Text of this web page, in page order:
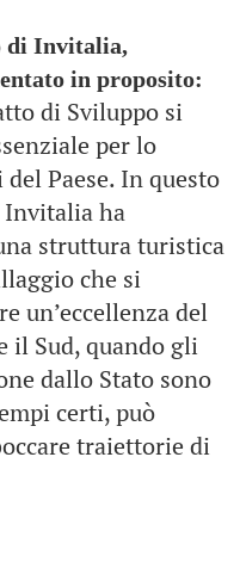
di Invitalia,
in proposito:
di Sviluppo si
per lo
Paese. In questo
Invitalia ha
struttura turistica
che si
un’eccellenza del
il Sud, quando gli
dallo Stato sono
certi, può
traiettorie di